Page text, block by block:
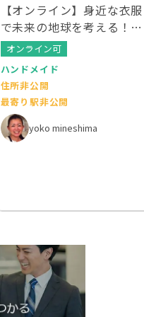
【オンライン】身近な衣服
で未来の地球を考える！ク
ルエシカルWS
オンライン可
ハンドメイド
住所非公開
最寄り駅非公開
yoko mineshima